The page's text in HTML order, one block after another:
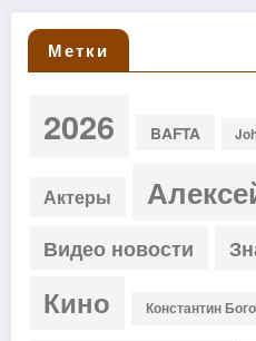
Метки
2026 BAFTA
Актеры
Видео новости
Кино Константин